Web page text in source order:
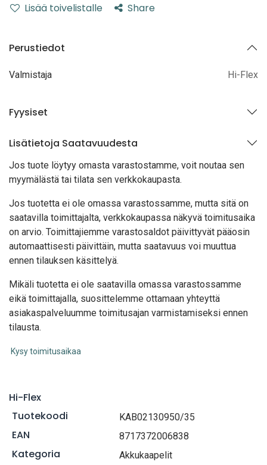
Lisää toivelistalle Share
Perustiedot
Valmistaja Hi-Flex
Fyysiset
Lisätietoja Saatavuudesta
Jos tuote löytyy omasta varastostamme, voit noutaa sen
myymälästä tai tilata sen verkkokaupasta.
Jos tuotetta ei ole omassa varastossamme, mutta sitä on
saatavilla toimittajalta, verkkokaupassa näkyvä toimitusaika
on arvio. Toimittajiemme varastosaldot päivittyvät pääosin
automaattisesti päivittäin, mutta saatavuus voi muuttua
ennen tilauksen käsittelyä.
Mikäli tuotetta ei ole saatavilla omassa varastossamme
eikä toimittajalla, suosittelemme ottamaan yhteyttä
asiakaspalveluumme toimitusajan varmistamiseksi ennen
tilausta.
Kysy toimitusaikaa
Hi-Flex
Tuotekoodi
KAB02130950/35
EAN 8717372006838
Kategoria Akkukaapelit